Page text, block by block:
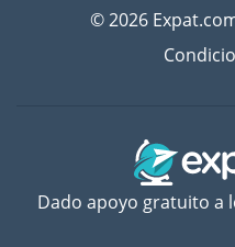
© 2026
Dado apoyo gratuito a